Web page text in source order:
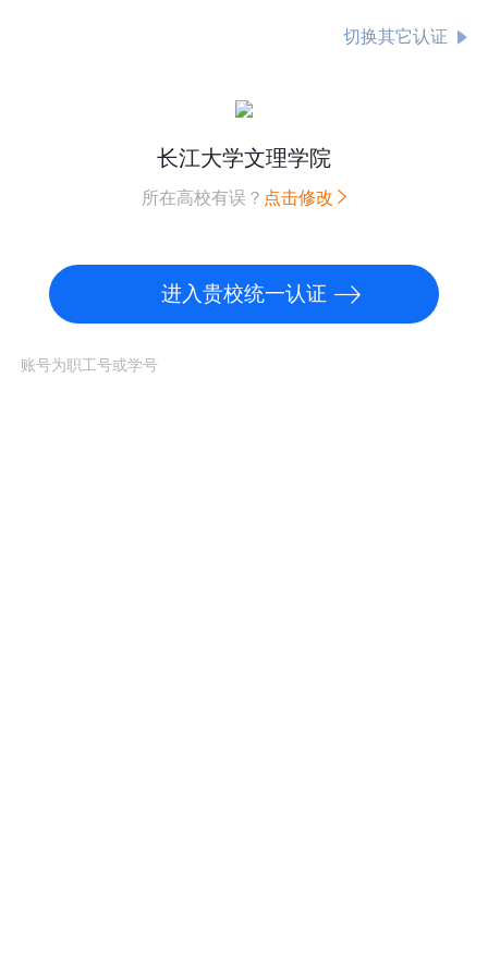
切换其它认证
长江大学文理学院
所在高校有误？ 点击修改
进入贵校统一认证
账号为职工号或学号